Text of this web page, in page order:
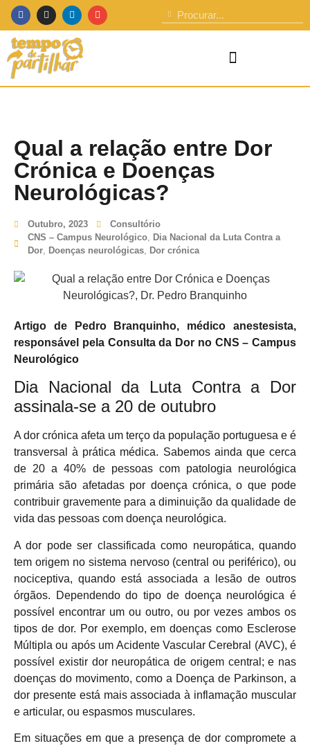
Qual a relação entre Dor
Crónica e Doenças
Neurológicas?
Outubro, 2023
Consultório
CNS – Campus Neurológico, Dia Nacional da Luta Contra a
Dor, Doenças neurológicas, Dor crónica
Artigo de Pedro Branquinho, médico anestesista,
responsável pela Consulta da Dor no CNS – Campus
Neurológico
Dia Nacional da Luta Contra a Dor
assinala-se a 20 de outubro
A dor crónica afeta um terço da população portuguesa e é
transversal à prática médica. Sabemos ainda que cerca
de 20 a 40% de pessoas com patologia neurológica
primária são afetadas por doença crónica, o que pode
contribuir gravemente para a diminuição da qualidade de
vida das pessoas com doença neurológica.
A dor pode ser classificada como neuropática, quando
tem origem no sistema nervoso (central ou periférico), ou
nociceptiva, quando está associada a lesão de outros
órgãos. Dependendo do tipo de doença neurológica é
possível encontrar um ou outro, ou por vezes ambos os
tipos de dor. Por exemplo, em doenças como Esclerose
Múltipla ou após um Acidente Vascular Cerebral (AVC), é
possível existir dor neuropática de origem central; e nas
doenças do movimento, como a Doença de Parkinson, a
dor presente está mais associada à inflamação muscular
e articular, ou espasmos musculares.
Em situações em que a presença de dor compromete a